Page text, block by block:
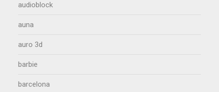
audioblock
auna
auro 3d
barbie
barcelona